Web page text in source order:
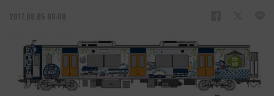
2017.08.05 08:08